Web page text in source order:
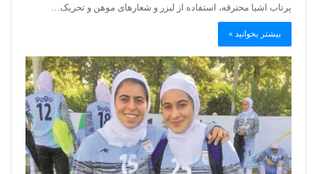
پرتاب اشیا محترقه، استفاده از لیزر و شعار‌های موهن و تحریک…
بیشتر بخوانید »